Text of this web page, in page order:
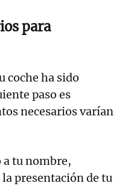
para
coche ha sido
paso es
necesarios varían
a tu nombre,
presentación de tu